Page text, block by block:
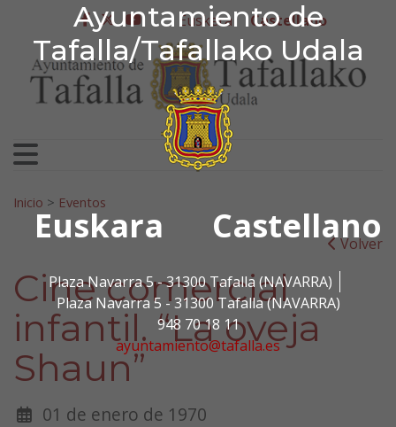
Ayuntamiento de
Tafalla/Tafallako Udala
Euskara Castellano
Plaza Navarra 5 - 31300 Tafalla (NAVARRA)
Plaza Navarra 5 - 31300 Tafalla (NAVARRA)
948 70 18 11
ayuntamiento@tafalla.es
Ir al contenido
Ayuntamiento de
facebook
twitter
youtube
Euskera Castellano
Search for:
Inicio > Eventos
Volver
Cine comercial
infantil. “La oveja
Shaun”
01 de enero de 1970